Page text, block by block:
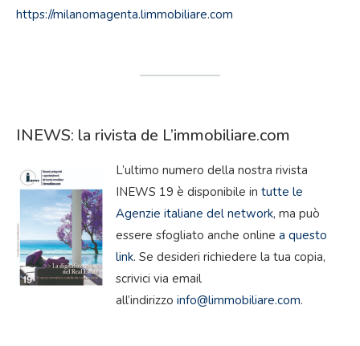
https://milanomagenta.limmobiliare.com
INEWS: la rivista de L’immobiliare.com
L’ultimo numero della nostra rivista
INEWS 19 è disponibile in tutte le
Agenzie italiane del network, ma può
essere sfogliato anche online a questo
link. Se desideri richiedere la tua copia,
scrivici via email
all’indirizzo info@limmobiliare.com.